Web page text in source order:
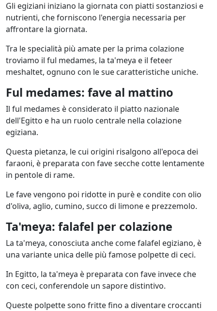
Gli egiziani iniziano la giornata con piatti sostanziosi e
nutrienti, che forniscono l'energia necessaria per
affrontare la giornata.
Tra le specialità più amate per la prima colazione
troviamo il ful medames, la ta'meya e il feteer
meshaltet, ognuno con le sue caratteristiche uniche.
Ful medames: fave al mattino
Il ful medames è considerato il piatto nazionale
dell'Egitto e ha un ruolo centrale nella colazione
egiziana.
Questa pietanza, le cui origini risalgono all'epoca dei
faraoni, è preparata con fave secche cotte lentamente
in pentole di rame.
Le fave vengono poi ridotte in purè e condite con olio
d'oliva, aglio, cumino, succo di limone e prezzemolo.
Ta'meya: falafel per colazione
La ta'meya, conosciuta anche come falafel egiziano, è
una variante unica delle più famose polpette di ceci.
In Egitto, la ta'meya è preparata con fave invece che
con ceci, conferendole un sapore distintivo.
Queste polpette sono fritte fino a diventare croccanti